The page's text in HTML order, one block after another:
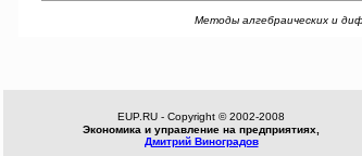
Методы алгебраических и
EUP.RU - Copyright © 2002-2008
Экономика и управление на предприятиях,
Дмитрий Виноградов